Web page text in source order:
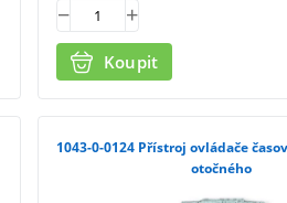
Koupit
1043-0-0124 Přístroj ovládače časového zapínacího
otočného